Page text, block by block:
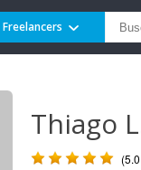
Freelancers
Thiago